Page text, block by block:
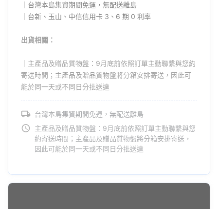
｜台灣本島集資期間免運，無配送離島
｜台新、玉山、中信信用卡 3、6 期 0 利率
出貨相關：
｜主產品及贈品質物盤：9月底前依照訂單主動聯繫與您約
寄送時間；主產品及贈品質物盤將分箱安排寄送，因此可
能於同一天或不同日分批送達
台灣本島集資期間免運，無配送離島
主產品及贈品質物盤：9月底前依照訂單主動聯繫與您
約寄送時間；主產品及贈品質物盤將分箱安排寄送，
因此可能於同一天或不同日分批送達